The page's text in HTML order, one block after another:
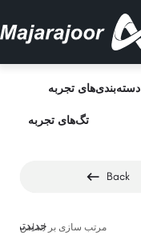
دسته‌بندی‌های تجربه
تگ‌های تجربه
Back
جدیدترین
مرتب سازی بر اساس